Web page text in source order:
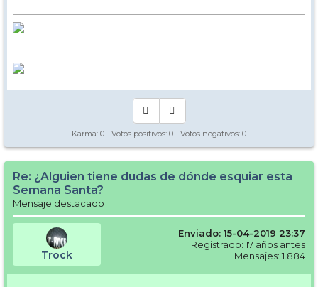
Karma: 0 - Votos positivos: 0 - Votos negativos: 0
Re: ¿Alguien tiene dudas de dónde esquiar esta
Semana Santa?
Mensaje destacado
Trock
Enviado: 15-04-2019 23:37
Registrado: 17 años antes
Mensajes: 1.884